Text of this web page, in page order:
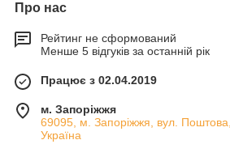
Про нас
Рейтинг не сформований
Менше 5 відгуків за останній рік
Працює з 02.04.2019
м. Запоріжжя
69095, м. Запоріжжя, вул.
Україна